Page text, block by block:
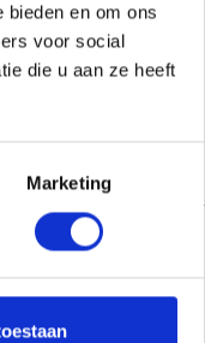
en om ons
voor social
die u aan ze heeft
Marketing
type GR(€17,50)